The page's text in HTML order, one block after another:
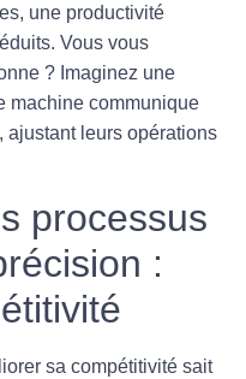
une productivité
Vous vous
? Imaginez une
machine communique
ajustant leurs opérations
processus
:
sa compétitivité sait